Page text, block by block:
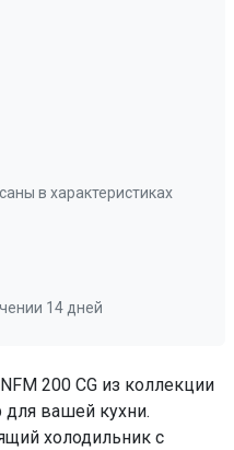
камеры
нет
да
200 CG из коллекции
вашей кухни.
холодильник с
в характеристиках
14 дней